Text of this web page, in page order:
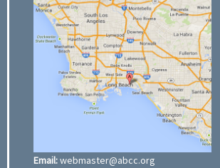
Email:webmaster@abcc.org